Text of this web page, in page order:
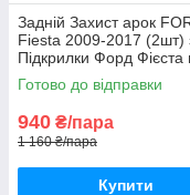
Задній Захист арок
Fiesta 2009-2017 (2шт)
Підкрилки Форд Фієста
задніх
Готово до відправки
940 ₴/пара
1 160 ₴/пара
Купити